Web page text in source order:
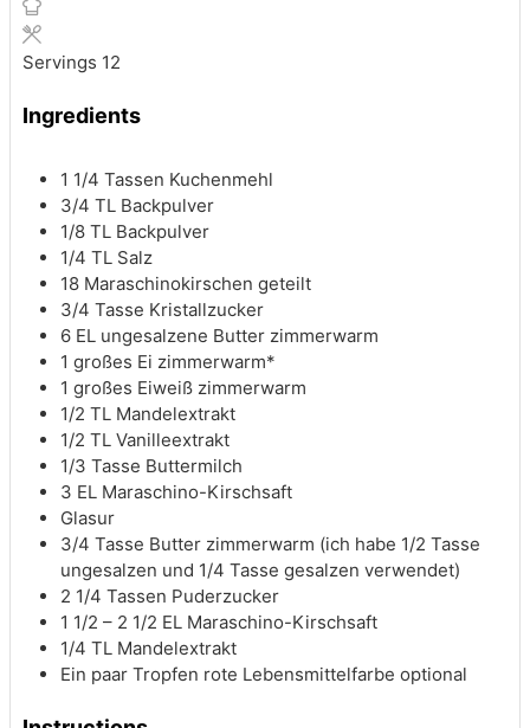
Servings 12
Ingredients
1 1/4 Tassen Kuchenmehl
3/4 TL Backpulver
1/8 TL Backpulver
1/4 TL Salz
18 Maraschinokirschen geteilt
3/4 Tasse Kristallzucker
6 EL ungesalzene Butter zimmerwarm
1 großes Ei zimmerwarm*
1 großes Eiweiß zimmerwarm
1/2 TL Mandelextrakt
1/2 TL Vanilleextrakt
1/3 Tasse Buttermilch
3 EL Maraschino-Kirschsaft
Glasur
3/4 Tasse Butter zimmerwarm (ich habe 1/2 Tasse
ungesalzen und 1/4 Tasse gesalzen verwendet)
2 1/4 Tassen Puderzucker
1 1/2 – 2 1/2 EL Maraschino-Kirschsaft
1/4 TL Mandelextrakt
Ein paar Tropfen rote Lebensmittelfarbe optional